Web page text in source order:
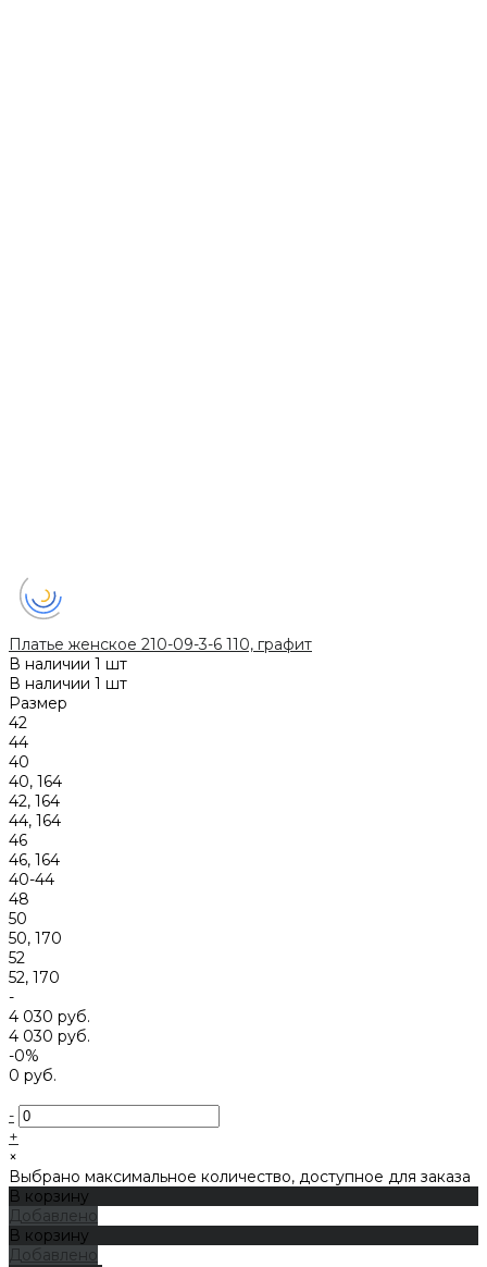
Платье женское 210-09-3-6 110, графит
В наличии 1 шт
В наличии 1 шт
Размер
42
44
40
40, 164
42, 164
44, 164
46
46, 164
40-44
48
50
50, 170
52
52, 170
-
4 030 руб.
4 030 руб.
-0%
0 руб.
-
+
×
Выбрано максимальное количество, доступное для заказа
В корзину
Добавлено
В корзину
Добавлено